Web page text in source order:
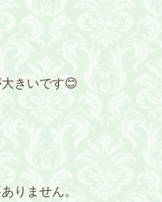
きいです😊
りません。